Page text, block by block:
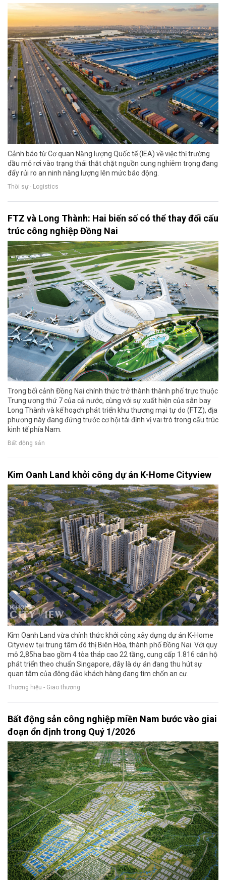
Cảnh báo từ Cơ quan Năng lượng Quốc tế (IEA) về việc thị trường
dầu mỏ rơi vào trạng thái thắt chặt nguồn cung nghiêm trọng đang
đẩy rủi ro an ninh năng lượng lên mức báo động.
Thời sự - Logistics
FTZ và Long Thành: Hai biến số có thể thay đổi cấu
trúc công nghiệp Đồng Nai
Trong bối cảnh Đồng Nai chính thức trở thành thành phố trực thuộc
Trung ương thứ 7 của cả nước, cùng với sự xuất hiện của sân bay
Long Thành và kế hoạch phát triển khu thương mại tự do (FTZ), địa
phương này đang đứng trước cơ hội tái định vị vai trò trong cấu trúc
kinh tế phía Nam.
Bất động sản
Kim Oanh Land khởi công dự án K-Home Cityview
Kim Oanh Land vừa chính thức khởi công xây dựng dự án K-Home
Cityview tại trung tâm đô thị Biên Hòa, thành phố Đồng Nai. Với quy
mô 2,85ha bao gồm 4 tòa tháp cao 22 tầng, cung cấp 1.816 căn hộ
phát triển theo chuẩn Singapore, đây là dự án đang thu hút sự
quan tâm của đông đảo khách hàng đang tìm chốn an cư.
Thương hiệu - Giao thương
Bất động sản công nghiệp miền Nam bước vào giai
đoạn ổn định trong Quý 1/2026